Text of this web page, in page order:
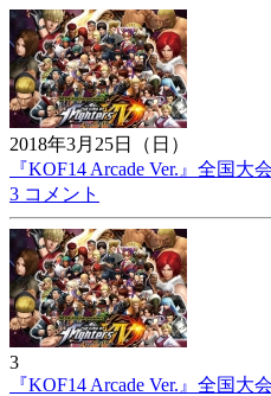
2018年3月25日（日）
『KOF14 Arcade Ver.』全国
3 コメント
3
『KOF14 Arcade Ver.』全国